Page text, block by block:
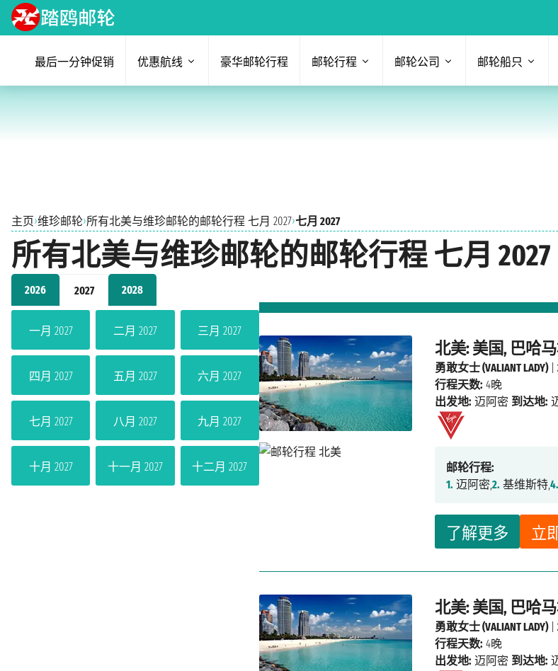
最后一分钟促销 优惠航线 豪华邮轮行程 邮轮行程 邮轮公司 邮轮船只
主页›维珍邮轮›所有北美与维珍邮轮的邮轮行程 七月 2027›七月 2027
所有北美与维珍邮轮的邮轮行程 七月 2027
2026 2027 2028
一月 2027 二月 2027 三月 2027
四月 2027 五月 2027 六月 2027
七月 2027 八月 2027 九月 2027
十月 2027 十一月 2027 十二月 2027
北美: 美国, 巴哈
了解更多 立
勇敢女士 (VALIANT LADY)|
行程天数: 4晚
出发地: 迈阿密 到达地:
邮轮行程:
1. 迈阿密,2. 基维斯特,4.
北美: 美国, 巴哈
勇敢女士 (VALIANT LADY)|
行程天数: 4晚
出发地: 迈阿密 到达地: